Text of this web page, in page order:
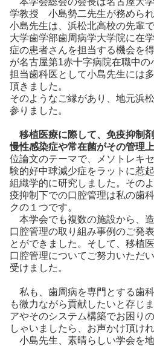
学教授 小島勢二先生が務められ
小島先生は、浜松北高校の先輩
大学歯学部歯周病学大学院に在
症の患者さんを担当する機会を
が名古屋第1赤十字病院在職中の
担当歯科医として小島先生には
頂きました。
そのようなご縁があり、地元浜
参りました。
移植医療に際して、免疫抑制
慢性感染症や常在菌がその管理
位論文のテーマで、メソトレキ
験的好中球減少症をラットに惹
組織学的に研究しました。その
疫抑制下での口腔管理は私の歯
クの１つです。
本学会でも複数の施設から、
口腔管理の取り組み事例のご発
とができました。そして、移植
口腔管理についてご努力いただ
受けました。
私も、歯周病を専門とする歯
も微力ながら貢献したいと存じ
アやそのシステム構築でお困り
しゃいましたら、お声かけ頂け
小島先生、素晴らしい学会を